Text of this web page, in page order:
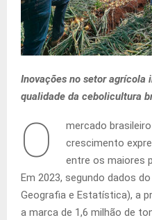
Inovações no setor agrícola
qualidade da cebolicultura
O
mercado
crescimento
entre os maiores
Em 2023, segundo dados
Geografia e Estatística), a
a marca de 1,6 milhão de